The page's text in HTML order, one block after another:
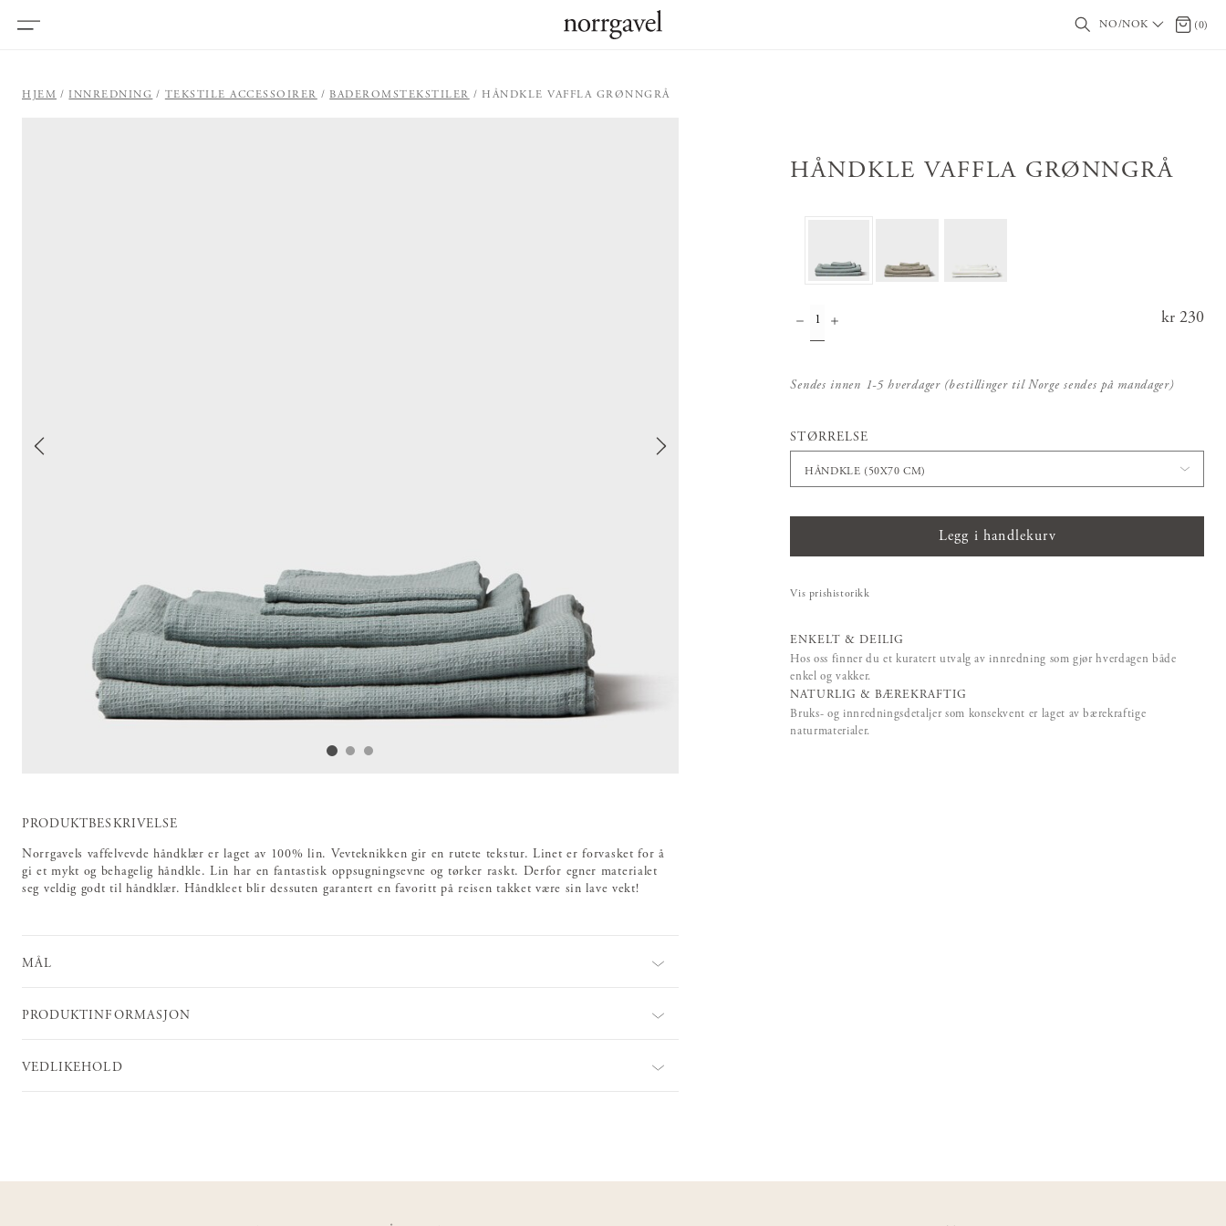
NO/NOK 0 (0)
HJEM INNREDNING TEKSTILE ACCESSOIRER BADEROMSTEKSTILER HÅNDKLE VAFFLA GRØNNGRÅ
HÅNDKLE VAFFLA GRØNNGRÅ
Pris:
kr 230
Sendes innen 1-5 hverdager (bestillinger til Norge sendes på mandager)
STØRRELSE
HÅNDKLE (50X70 CM)
Legg i handlekurv
Vis prishistorikk
ENKELT & DEILIG
Hos oss finner du et kuratert utvalg av innredning som gjør hverdagen både
enkel og vakker.
NATURLIG & BÆREKRAFTIG
Bruks- og innredningsdetaljer som konsekvent er laget av bærekraftige
naturmaterialer.
PRODUKTBESKRIVELSE
Norrgavels vaffelvevde håndklær er laget av 100% lin. Vevteknikken gir en rutete tekstur. Linet er forvasket for å
gi et mykt og behagelig håndkle. Lin har en fantastisk oppsugningsevne og tørker raskt. Derfor egner materialet
seg veldig godt til håndklær. Håndkleet blir dessuten garantert en favoritt på reisen takket være sin lave vekt!
MÅL
PRODUKTINFORMASJON
VEDLIKEHOLD